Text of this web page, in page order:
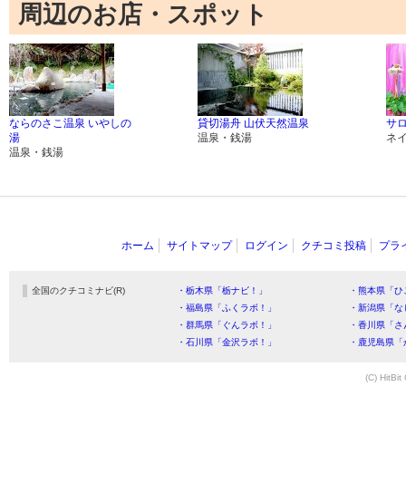
周辺のお店・スポット
ならのさこ温泉 いやしの
湯
温泉・銭湯
貸切湯舟 山伏天然温泉
温泉・銭湯
サ
ネ
ホーム サイトマップ ログイン クチコミ投稿 プラ
全国のクチコミナビ(R) ・栃木県「栃ナビ！」
・熊本県「
・福島県「ふくラボ！」
・新潟県「
・群馬県「ぐんラボ！」
・香川県「
・石川県「金沢ラボ！」
・鹿児島県
(C) HitBit